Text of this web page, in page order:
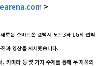
>
새로운 스마트폰 갤럭시 노트3와 LG의 전략
과 영상을 게시했습니다.
카메라 등 몇 가지 주제를 통해 두 제품의